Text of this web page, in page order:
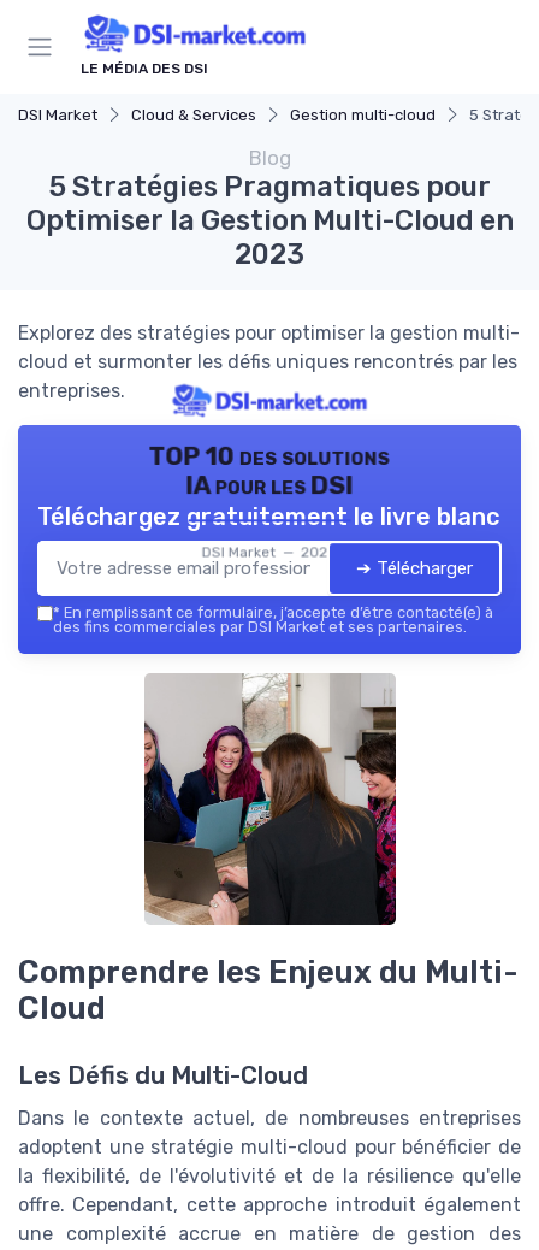
LE MÉDIA DES DSI
DSI Market Cloud & Services Gestion multi-cloud 5
Blog
5 Stratégies Pragmatiques pour
Optimiser la Gestion Multi-Cloud en
2023
Explorez des stratégies pour optimiser la gestion multi-
cloud et surmonter les défis uniques rencontrés par les
entreprises.
TOP 10 des solutions
IA pour les DSI
DSI Market — 2026
Téléchargez gratuitement le livre blanc
➔ Télécharger
* En remplissant ce formulaire, j’accepte d’être contacté(e) à
des fins commerciales par DSI Market et ses partenaires.
Comprendre les Enjeux du Multi-
Cloud
Les Défis du Multi-Cloud
Dans le contexte actuel, de nombreuses entreprises
adoptent une stratégie multi-cloud pour bénéficier de
la flexibilité, de l'évolutivité et de la résilience qu'elle
offre. Cependant, cette approche introduit également
une complexité accrue en matière de gestion des
Panneau de gestion des cookies